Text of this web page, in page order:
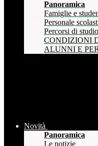
Panoramica
Famiglie e
Personale
Percorsi di studio
CONDIZIONI
ALUNNI E
Novità
Panoramica
Le notizie